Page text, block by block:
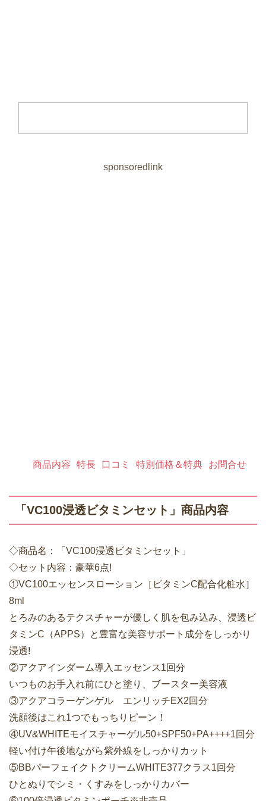
sponsoredlink
商品内容 特長 口コミ 特別価格＆特典 お問合せ
「VC100浸透ビタミンセット」商品内容
◇商品名：「VC100浸透ビタミンセット」
◇セット内容：豪華6点!
①VC100エッセンスローション［ビタミンC配合化粧水］
8ml
とろみのあるテクスチャーが優しく肌を包み込み、浸透ビ
タミンC（APPS）と豊富な美容サポート成分をしっかり
浸透!
②アクアインダーム導入エッセンス1回分
いつものお手入れ前にひと塗り、ブースター美容液
③アクアコラーゲンゲル エンリッチEX2回分
洗顔後はこれ1つでもっちりピーン！
④UV&WHITEモイスチャーゲル50+SPF50+PA++++1回分
軽い付け午後地ながら紫外線をしっかりカット
⑤BBパーフェイクトクリームWHITE377クラス1回分
ひとぬりでシミ・くすみをしっかりカバー